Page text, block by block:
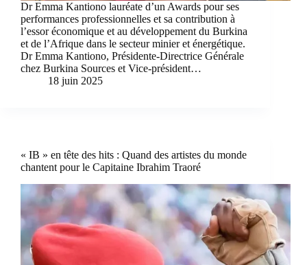
Dr Emma Kantiono lauréate d’un Awards pour ses
performances professionnelles et sa contribution à
l’essor économique et au développement du Burkina
et de l’Afrique dans le secteur minier et énergétique.
Dr Emma Kantiono, Présidente-Directrice Générale
chez Burkina Sources et Vice-président…
18 juin 2025
« IB » en tête des hits : Quand des artistes du monde
chantent pour le Capitaine Ibrahim Traoré